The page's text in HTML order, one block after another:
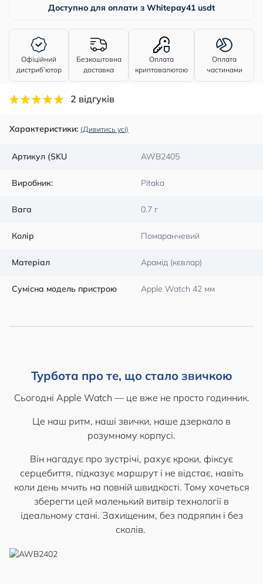
Доступно для оплати з Whitepay41 usdt
Офіційний
дистриб’ютор
Безкоштовна
доставка
Оплата
криптовалютою
Оплата
частинами
2 відгуків
Характеристики: (Дивитись усі)
Артикул (SKU AWB2405
Виробник: Pitaka
Вага 0.7 г
Колір Помаранчевий
Матеріал Арамід (кєвлар)
Сумісна модель пристрою Apple Watch 42 мм
Турбота про те, що стало звичкою
Сьогодні Apple Watch — це вже не просто годинник.
Це наш ритм, наші звички, наше дзеркало в
розумному корпусі.
Він нагадує про зустрічі, рахує кроки, фіксує
серцебиття, підказує маршрут і не відстає, навіть
коли день мчить на повній швидкості. Тому хочеться
зберегти цей маленький витвір технології в
ідеальному стані. Захищеним, без подряпин і без
сколів.